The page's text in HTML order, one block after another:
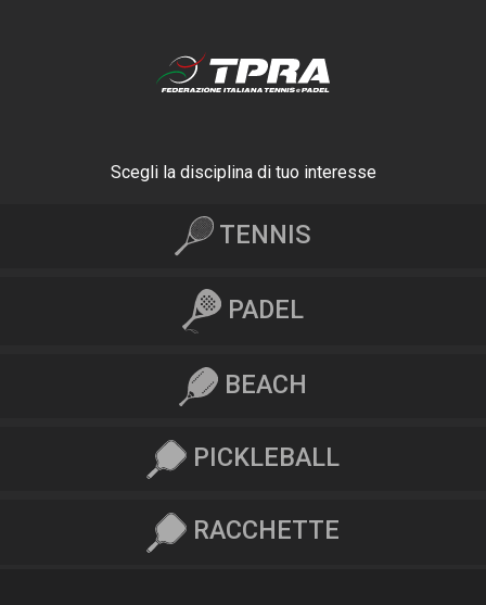
Scegli la disciplina di tuo interesse
TENNIS
PADEL
BEACH
PICKLEBALL
RACCHETTE